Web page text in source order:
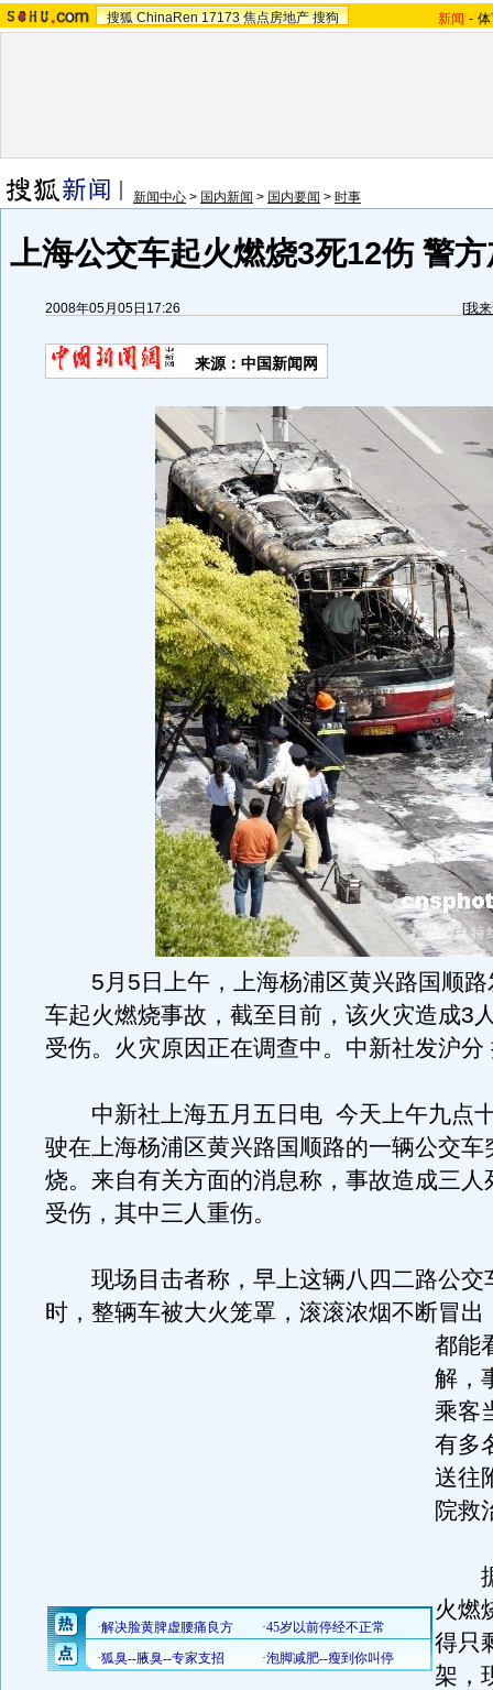
搜狐 ChinaRen 17173 焦点房地产 搜狗 新闻 -
新闻中心 > 国内新闻 > 国内要闻 > 时事
上海公交车起火燃烧3死12伤 警
2008年05月05日17:26 [我
来源：中国新闻网
5月5日上午，上海杨浦区黄兴路国顺路
车起火燃烧事故，截至目前，该火灾造成3
受伤。火灾原因正在调查中。中新社发沪分
中新社上海五月五日电 今天上午九点
驶在上海杨浦区黄兴路国顺路的一辆公交车
烧。来自有关方面的消息称，事故造成三人
受伤，其中三人重伤。
现场目击者称，早上这辆八四二路公交
时，整辆车被大火笼罩，滚滚浓烟不断冒出
都能
解，
乘客
有多
送往
院救
据
火燃
得只
架，